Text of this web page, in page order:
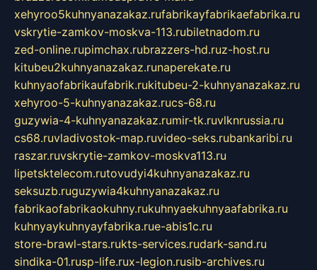
xehyroo5kuhnyanazakaz.rufabrikayfabrikaefabrika.ru
vskrytie-zamkov-moskva-113.rubiletnadom.ru
zed-online.rupimchax.rubrazzers-hd.ruz-host.ru
kitubeu2kuhnyanazakaz.runaperekate.ru
kuhnyaofabrikaufabrik.rukitubeu-2-kuhnyanazakaz.ru
xehyroo-5-kuhnyanazakaz.rucs-68.ru
guzywia-4-kuhnyanazakaz.rumir-tk.ruvlknrussia.ru
cs68.ruvladivostok-map.ruvideo-seks.rubankaribi.ru
raszar.ruvskrytie-zamkov-moskva113.ru
lipetsktelecom.rutovudyi4kuhnyanazakaz.ru
seksuzb.ruguzywia4kuhnyanazakaz.ru
fabrikaofabrikaokuhny.rukuhnyaekuhnyaafabrika.ru
kuhnyaykuhnyayfabrika.rue-abis1c.ru
store-brawl-stars.rukts-services.rudark-sand.ru
sindika-01.rusp-life.rux-legion.rusib-archives.ru